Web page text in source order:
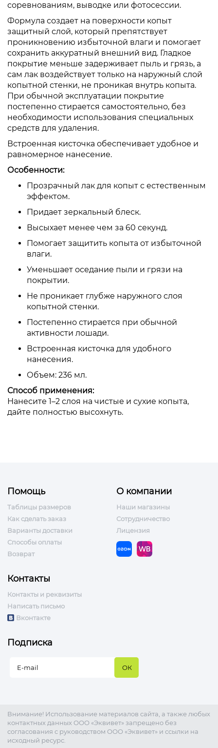
соревнованиям, выводке или фотосессии.
Формула создает на поверхности копыт
защитный слой, который препятствует
проникновению избыточной влаги и помогает
сохранить аккуратный внешний вид. Гладкое
покрытие меньше задерживает пыль и грязь, а
сам лак воздействует только на наружный слой
копытной стенки, не проникая внутрь копыта.
При обычной эксплуатации покрытие
постепенно стирается самостоятельно, без
необходимости использования специальных
средств для удаления.
Встроенная кисточка обеспечивает удобное и
равномерное нанесение.
Особенности:
Прозрачный лак для копыт с естественным
эффектом.
Придает зеркальный блеск.
Высыхает менее чем за 60 секунд.
Помогает защитить копыта от избыточной
влаги.
Уменьшает оседание пыли и грязи на
покрытии.
Не проникает глубже наружного слоя
копытной стенки.
Постепенно стирается при обычной
активности лошади.
Встроенная кисточка для удобного
нанесения.
Объем: 236 мл.
Способ применения:
Нанесите 1–2 слоя на чистые и сухие копыта,
дайте полностью высохнуть.
Помощь
Таблицы размеров
Как сделать заказ
Варианты доставки
Способы оплаты
Возврат
О компании
Наши магазины
Сотрудничество
Лицензия
Контакты
Контакты и реквизиты
Написать письмо
Вконтакте
Подписка
Внимание! Использование материалов сайта, а также любых
контактных данных ООО «Эквивет» запрещено без
согласования с руководством ООО «Эквивет» и ссылки на
исходный ресурс.